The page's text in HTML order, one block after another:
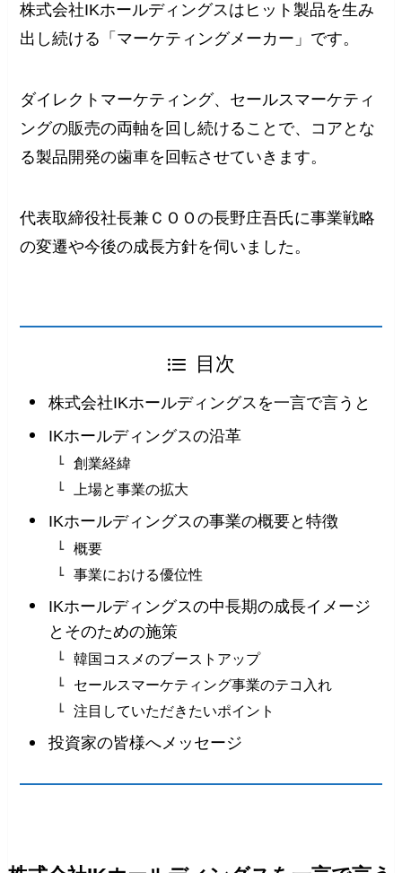
株式会社IKホールディングスはヒット製品を生み
出し続ける「マーケティングメーカー」です。
ダイレクトマーケティング、セールスマーケティ
ングの販売の両軸を回し続けることで、コアとな
る製品開発の歯車を回転させていきます。
代表取締役社長兼ＣＯＯの長野庄吾氏に事業戦略
の変遷や今後の成長方針を伺いました。
目次
株式会社IKホールディングスを一言で言うと
IKホールディングスの沿革
創業経緯
上場と事業の拡大
IKホールディングスの事業の概要と特徴
概要
事業における優位性
IKホールディングスの中長期の成長イメージ
とそのための施策
韓国コスメのブーストアップ
セールスマーケティング事業のテコ入れ
注目していただきたいポイント
投資家の皆様へメッセージ